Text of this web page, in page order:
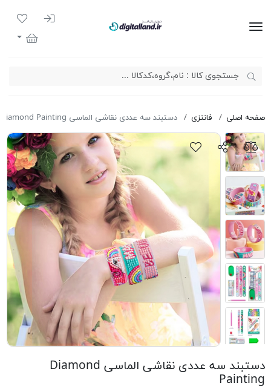
ورود به
لیست
سبد خرید
صفحه اصلی فانتزی دستبند سه عددی نقاشی الماسی Diamond Painting
دستبند سه عددی نقاشی الماسی Diamond
Painting